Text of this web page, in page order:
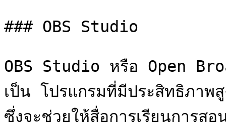
### OBS Studio
OBS Studio หรือ Open
เป็น โปรแกรมที่มีประสิทธิภาพ
ซึ่งจะช่วยให้สื่อการเรียนการส